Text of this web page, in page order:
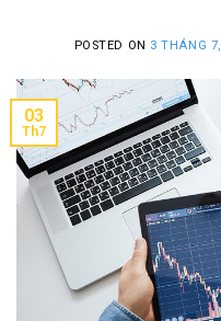
POSTED ON 3 THÁNG
03
Th7